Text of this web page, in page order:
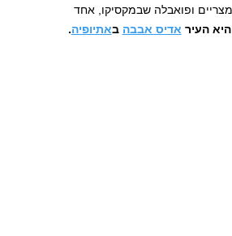
ופואבלה שבמקסיקו, אחד
היא העיר אדיס אבבה באתיופיה.